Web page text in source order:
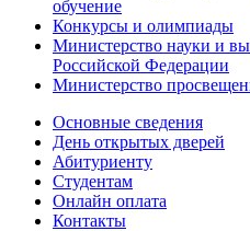
обучение
Конкурсы и олимпиады
Министерство науки и
Российской Федерации
Министерство
Основные сведения
День открытых дверей
Абитуриенту
Студентам
Онлайн оплата
Контакты